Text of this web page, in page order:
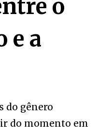
o
e a
do gênero
do momento em